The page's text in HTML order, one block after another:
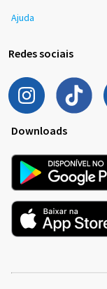
Ajuda
Redes sociais
Downloads